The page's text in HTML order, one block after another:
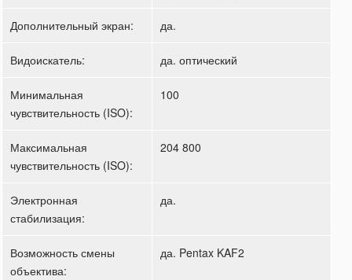
Дополнительный экран: да.
Видоискатель: да. оптический
Минимальная
чувствительность (ISO):
100
Максимальная
чувствительность (ISO):
204 800
Электронная
стабилизация:
да.
Возможность смены
объектива:
да. Pentax KAF2